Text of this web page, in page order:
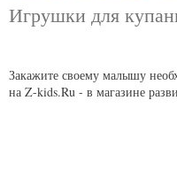
Игрушки для
Закажите своему малышу
на Z-kids.Ru - в магазине